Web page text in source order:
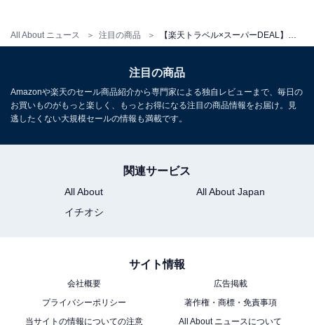
All About ニュース 注目の商品
注目の商品
Amazonや楽天のセール商品紹介から専門家による独自レビューまで、毎日の
お買いものがもっと楽しく、もっとお得になる注目の商品情報をお届け。見
逃したくない大規模セールの情報も満載です。
関連サービス
All About
All About Japan
イチオシ
サイト情報
会社概要
広告掲載
プライバシーポリシー
著作権・商標・免責事項
当サイトの情報についての注意
All About ニュースについて